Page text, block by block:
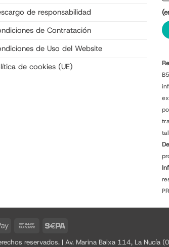
de responsabilidad
de Contratación
de Uso del Website
de cookies (UE)
(
Google
Bank
reservados. | Av. Marina Baixa 114, La Nucía